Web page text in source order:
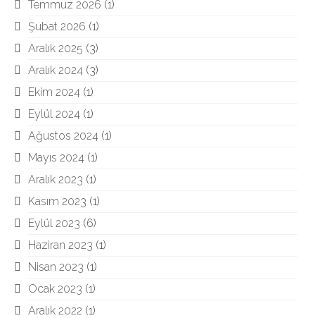
Temmuz 2026 (1)
Şubat 2026 (1)
Aralık 2025 (3)
Aralık 2024 (3)
Ekim 2024 (1)
Eylül 2024 (1)
Ağustos 2024 (1)
Mayıs 2024 (1)
Aralık 2023 (1)
Kasım 2023 (1)
Eylül 2023 (6)
Haziran 2023 (1)
Nisan 2023 (1)
Ocak 2023 (1)
Aralık 2022 (1)